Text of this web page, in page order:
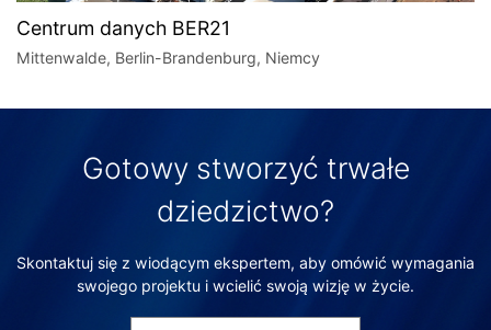
Centrum danych BER21
Mittenwalde, Berlin-Brandenburg, Niemcy
Gotowy stworzyć trwałe
dziedzictwo?
Skontaktuj się z wiodącym ekspertem, aby omówić wymagania
swojego projektu i wcielić swoją wizję w życie.